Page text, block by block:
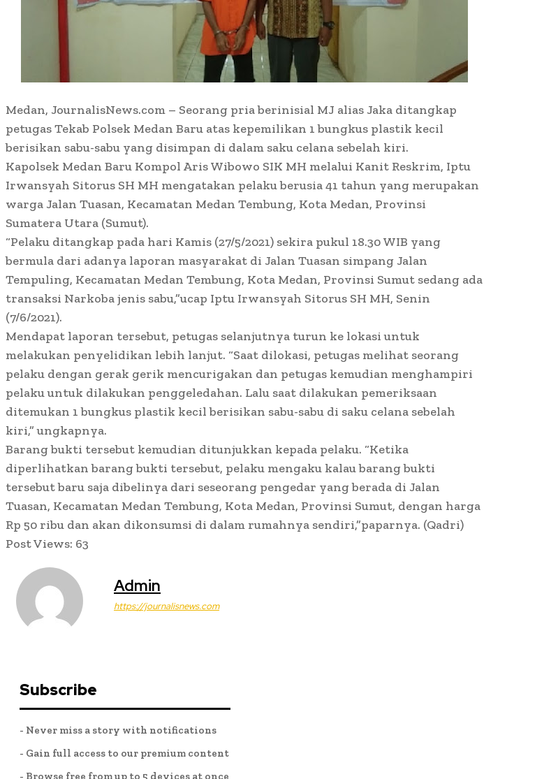
Medan, JournalisNews.com – Seorang pria berinisial MJ alias Jaka ditangkap
petugas Tekab Polsek Medan Baru atas kepemilikan 1 bungkus plastik kecil
berisikan sabu-sabu yang disimpan di dalam saku celana sebelah kiri.
Kapolsek Medan Baru Kompol Aris Wibowo SIK MH melalui Kanit Reskrim, Iptu
Irwansyah Sitorus SH MH mengatakan pelaku berusia 41 tahun yang merupakan
warga Jalan Tuasan, Kecamatan Medan Tembung, Kota Medan, Provinsi
Sumatera Utara (Sumut).
“Pelaku ditangkap pada hari Kamis (27/5/2021) sekira pukul 18.30 WIB yang
bermula dari adanya laporan masyarakat di Jalan Tuasan simpang Jalan
Tempuling, Kecamatan Medan Tembung, Kota Medan, Provinsi Sumut sedang ada
transaksi Narkoba jenis sabu,”ucap Iptu Irwansyah Sitorus SH MH, Senin
(7/6/2021).
Mendapat laporan tersebut, petugas selanjutnya turun ke lokasi untuk
melakukan penyelidikan lebih lanjut. “Saat dilokasi, petugas melihat seorang
pelaku dengan gerak gerik mencurigakan dan petugas kemudian menghampiri
pelaku untuk dilakukan penggeledahan. Lalu saat dilakukan pemeriksaan
ditemukan 1 bungkus plastik kecil berisikan sabu-sabu di saku celana sebelah
kiri,” ungkapnya.
Barang bukti tersebut kemudian ditunjukkan kepada pelaku. “Ketika
diperlihatkan barang bukti tersebut, pelaku mengaku kalau barang bukti
tersebut baru saja dibelinya dari seseorang pengedar yang berada di Jalan
Tuasan, Kecamatan Medan Tembung, Kota Medan, Provinsi Sumut, dengan harga
Rp 50 ribu dan akan dikonsumsi di dalam rumahnya sendiri,”paparnya. (Qadri)
Post Views: 63
Admin
https://journalisnews.com
Subscribe
- Never miss a story with notifications
- Gain full access to our premium content
- Browse free from up to 5 devices at once